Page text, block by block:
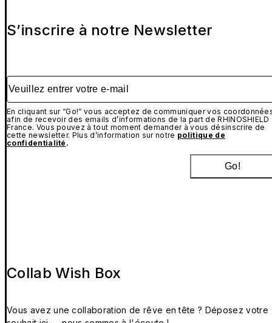
S’inscrire à notre Newsletter
Veuillez entrer votre e-mail
En cliquant sur “Go!” vous acceptez de communiquer vos
afin de recevoir des emails d’informations de la part de RHINOSHIELD
France. Vous pouvez à tout moment demander à vous désinscrire de
cette newsletter. Plus d’information sur notre politique de
confidentialité .
Go!
Collab Wish Box
Vous avez une collaboration de rêve en tête ? Déposez votre